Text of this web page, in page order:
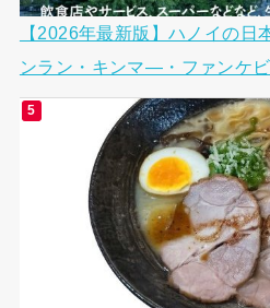
【2026年最新版】ハノイの日
ンラン・キンマ―・ファンケ